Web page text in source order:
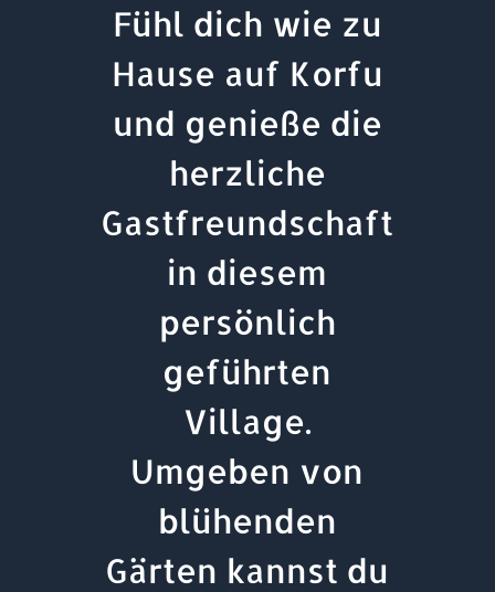
Fühl dich wie zu
Hause auf Korfu
und genieße die
herzliche
Gastfreundschaft
in diesem
persönlich
geführten
Village.
Umgeben von
blühenden
Gärten kannst du